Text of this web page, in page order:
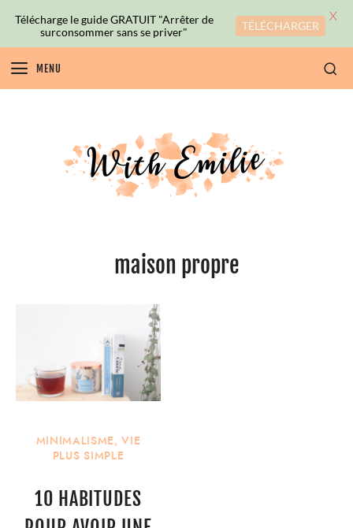
MENU
maison propre
MINIMALISME,VIE
PLUS SIMPLE
10 HABITUDES
Télécharge le guide GRATUIT "Arrêter de
surconsommer sans se priver"
TÉLÉCHARGER
X